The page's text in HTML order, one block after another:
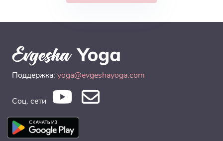
Поддержка: yoga@evgeshayoga.com
Соц. сети